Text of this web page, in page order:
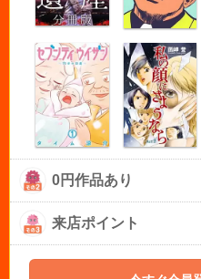
0円作品あり
来店ポイント